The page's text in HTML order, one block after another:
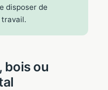
disposer de
travail.
bois ou